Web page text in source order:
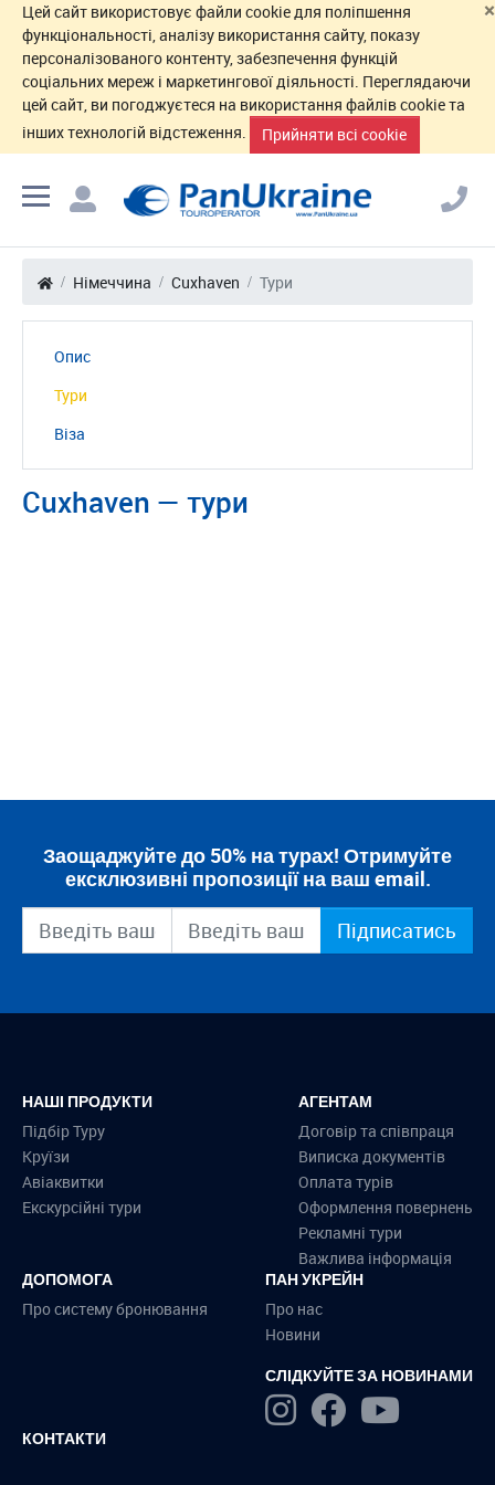
×
Цей сайт використовує файли cookie для поліпшення
функціональності, аналізу використання сайту, показу
персоналізованого контенту, забезпечення функцій
соціальних мереж і маркетингової діяльності. Переглядаючи
цей сайт, ви погоджуєтеся на використання файлів cookie та
інших технологій відстеження.
Прийняти всі cookie
Німеччина Cuxhaven Тури
Опис
Тури
Віза
Cuxhaven — тури
Заощаджуйте до 50% на турах! Отримуйте
ексклюзивні пропозиції на ваш email.
Підписатись
НАШІ ПРОДУКТИ
Підбір Туру
Круїзи
Авіаквитки
Екскурсійні тури
АГЕНТАМ
Договір та співпраця
Виписка документів
Оплата турів
Оформлення повернень
Рекламні тури
Важлива інформація
ДОПОМОГА
Про систему бронювання
ПАН УКРЕЙН
Про нас
Новини
СЛІДКУЙТЕ ЗА НОВИНАМИ
КОНТАКТИ